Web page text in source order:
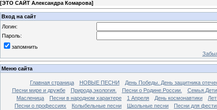
[ЭТО САЙТ Александра Комарова]
Вход на сайт
Логин:
Пароль:
запомнить
Меню сайта
Главная страница НОВЫЕ ПЕСНИ
День Победы. День защитника
Песни мире и дружбе
Природа,экология. Песни о Родине.России.
Масленица
Песни в народном характере 1 Апреля День космонавтики
Песни о профессиях
Колыбельные песни Школьные песни
Песни для